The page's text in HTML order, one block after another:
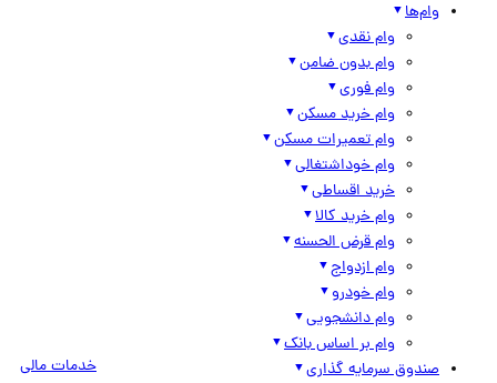
وام‌ها
وام نقدی
وام بدون ضامن
وام فوری
وام خرید مسکن
وام تعمیرات مسکن
وام خوداشتغالی
خرید اقساطی
وام خرید کالا
وام قرض الحسنه
وام ازدواج
وام خودرو
وام دانشجویی
وام بر اساس بانک
صندوق سرمایه گذاری
خدمات مالی